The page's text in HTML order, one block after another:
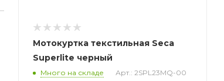
Мотокуртка текстильная Seca
Superlite черный
Много на складе Арт.: 2SPL23MQ-00